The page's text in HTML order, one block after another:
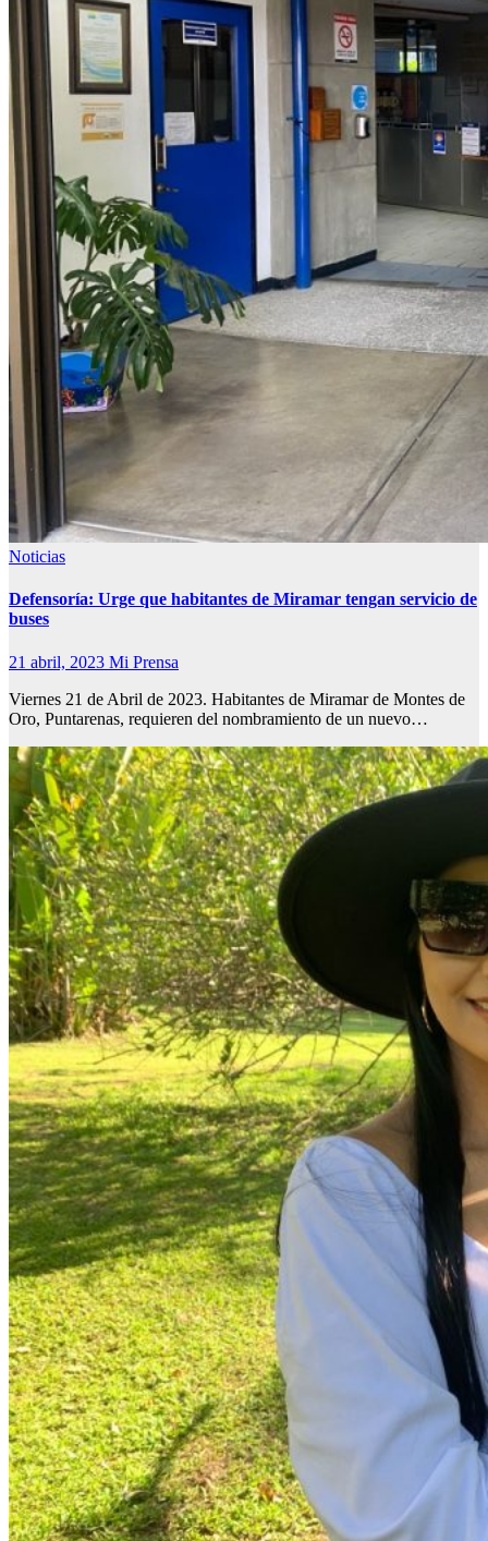
Noticias
Defensoría: Urge que habitantes de Miramar tengan servicio de
buses
21 abril, 2023 Mi Prensa
Viernes 21 de Abril de 2023. Habitantes de Miramar de Montes de
Oro, Puntarenas, requieren del nombramiento de un nuevo…